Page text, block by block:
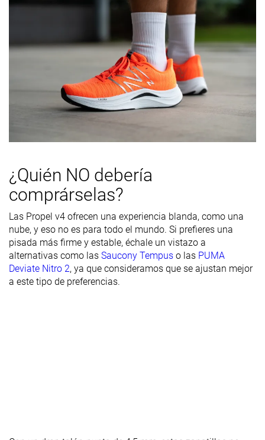
mediasuela
mediasuela
Pequeña Normal
Durabilidad
Decente Decente
Durabilidad
de la suela
exterior
Buena Decente
TranspirabilidadMedia Baja Alta
Anchura /
ajuste
Estrecha Media Media
Anchura de la
¿Quién NO debería
comprárselas?
Las Propel v4 ofrecen una experiencia blanda, como una
nube, y eso no es para todo el mundo. Si prefieres una
pisada más firme y estable, échale un vistazo a
alternativas como las Saucony Tempus o las PUMA
Deviate Nitro 2, ya que consideramos que se ajustan mejor
a este tipo de preferencias.